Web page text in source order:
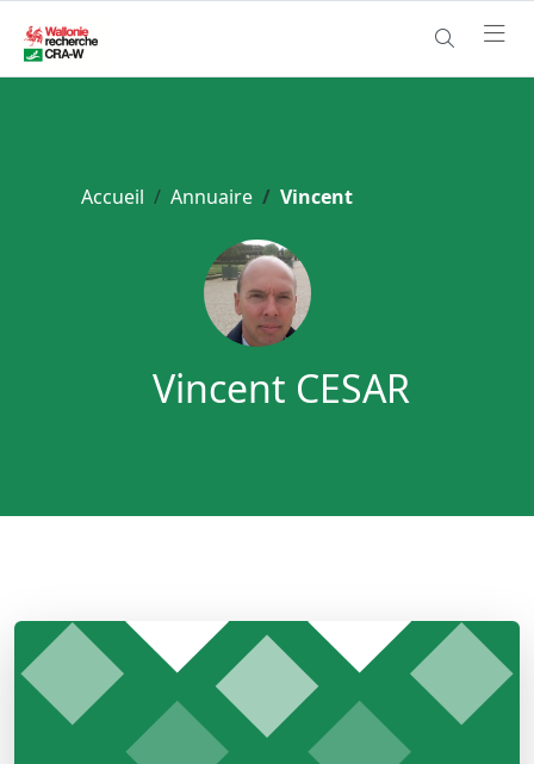
Accueil Annuaire Vincent
Vincent CESAR